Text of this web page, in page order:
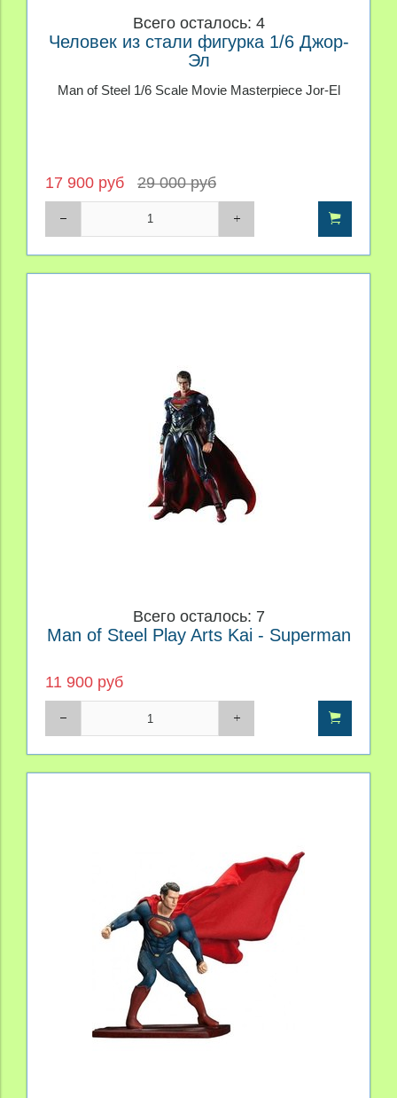
Всего осталось: 4
Человек из стали фигурка 1/6 Джор-
Эл
Man of Steel 1/6 Scale Movie Masterpiece Jor-El
17 900 руб 29 000 руб
Всего осталось: 7
Man of Steel Play Arts Kai - Superman
11 900 руб